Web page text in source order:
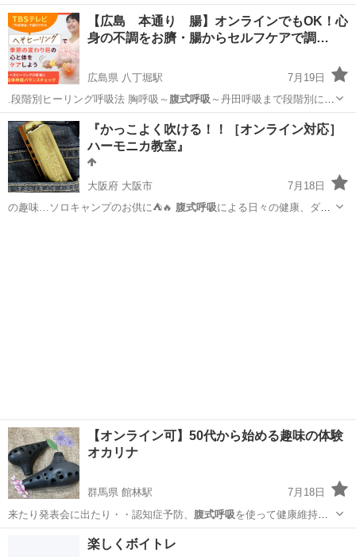
ン…
埼玉 さいたま市 浦和駅 その他 ボイストレーニング
【広島 本通り 腸】オンラインでもOK！心
身の不調をお臍・腸からセルフケアで調…
広島県 八丁堀駅
7月19日
.段階別ヒーリング呼吸法 胸呼吸～ 腹式呼吸 ～丹田呼吸まで段階別にご
指導します。…
広島 広島市 八丁堀駅 その他
『かっこよく吹ける！！［オンライン対応］
ハーモニカ教室』
大阪府 大阪市
7月18日
の趣味…ソロキャンプのお供に⛺️🔥 腹式呼吸による日々の健康、ダイ
【オンライン可】50代から始める趣味の体験
オカリナ
群馬県 館林駅
7月18日
来たり発表会に出たり・・認知症予防、
腹式呼吸を使って健康維持に
も！ オカリナは…
館林市 館林駅 その他
楽しくボイトレ